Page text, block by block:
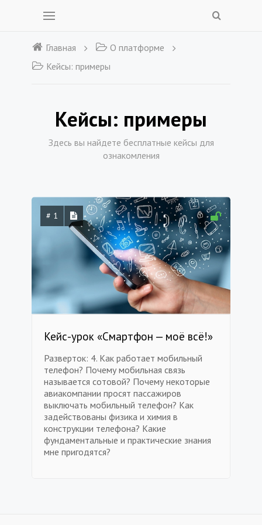
Главная
О платформе
Кейсы: примеры
Кейсы: примеры
Здесь вы найдете бесплатные кейсы для
ознакомления
# 1
Кейс-урок «Смартфон — моё всё!»
Разверток: 4. Как работает мобильный
телефон? Почему мобильная связь
называется сотовой? Почему некоторые
авиакомпании просят пассажиров
выключать мобильный телефон? Как
задействованы физика и химия в
конструкции телефона? Какие
фундаментальные и практические знания
мне пригодятся?